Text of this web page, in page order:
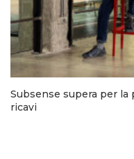
Subsense supera per
ricavi